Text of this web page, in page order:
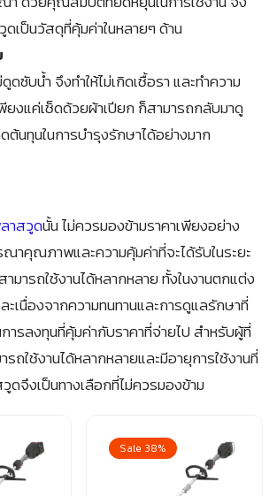
ดเป็นวัสดุที่คุ้มค่าในหลายๆ ด้าน
ซับน้ำ จึงทำให้ไม่เกิดเชื้อรา และทำความ
ยงแค่เช็ดด้วยผ้าเปียก ก็สามารถกลับมาดู
ต้นทุนในการบำรุงรักษาได้อย่างมาก
าสวูดนั้น ไม่ควรมองข้ามราคาเพียงอย่าง
าคุณภาพและความคุ้มค่าที่จะได้รับในระยะ
มารถใช้งานได้หลากหลาย ทั้งในงานตกแต่ง
ะเนื่องจากความทนทานและการดูแลรักษาที่
การลงทุนที่คุ้มค่ากับราคาที่จ่ายไป สำหรับผู้ที่
ถใช้งานได้หลากหลายและมีอายุการใช้งานที่
ดจึงเป็นทางเลือกที่ไม่ควรมองข้าม
Sale 38%